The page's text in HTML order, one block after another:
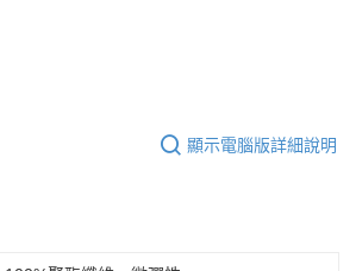
顯示電腦版詳細說明